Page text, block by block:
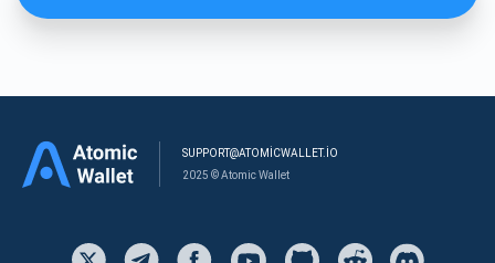
SUPPORT@ATOMICWALLET.IO
2025 © Atomic Wallet